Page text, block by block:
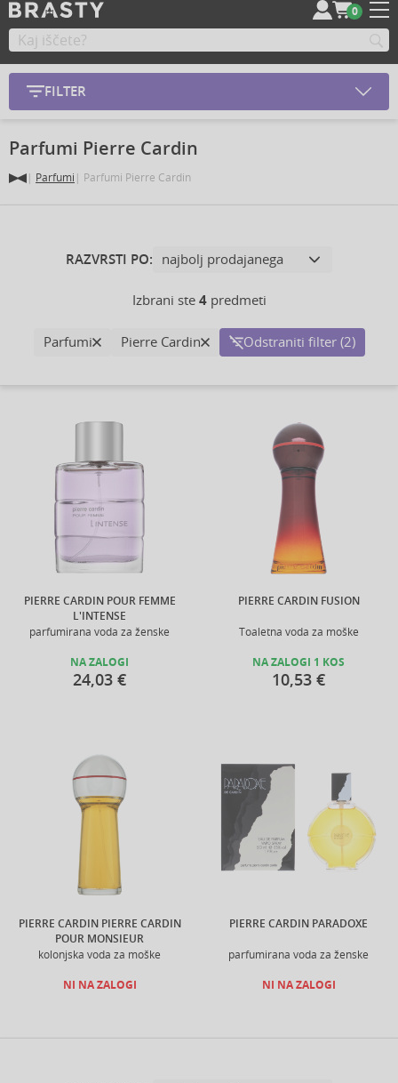
0
FILTER
Parfumi Pierre Cardin
Parfumi Parfumi Pierre Cardin
RAZVRSTI PO:
Izbrani ste 4predmeti
Parfumi Pierre Cardin Odstraniti filter (2)
PIERRE CARDIN POUR FEMME
L'INTENSE
parfumirana voda za ženske
NA ZALOGI
24,03 €
PIERRE CARDIN FUSION
Toaletna voda za moške
NA ZALOGI 1 KOS
10,53 €
PIERRE CARDIN PIERRE CARDIN
POUR MONSIEUR
kolonjska voda za moške
NI NA ZALOGI
PIERRE CARDIN PARADOXE
parfumirana voda za ženske
NI NA ZALOGI